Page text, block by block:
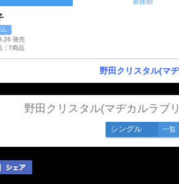
ム
発売
：7商品
野田クリスタル(マ
野田クリスタル(マヂカルラブ
シングル 一覧